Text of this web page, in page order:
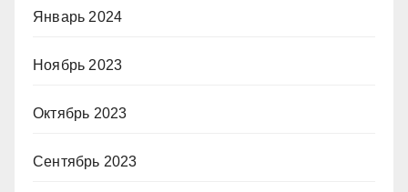
Январь 2024
Ноябрь 2023
Октябрь 2023
Сентябрь 2023